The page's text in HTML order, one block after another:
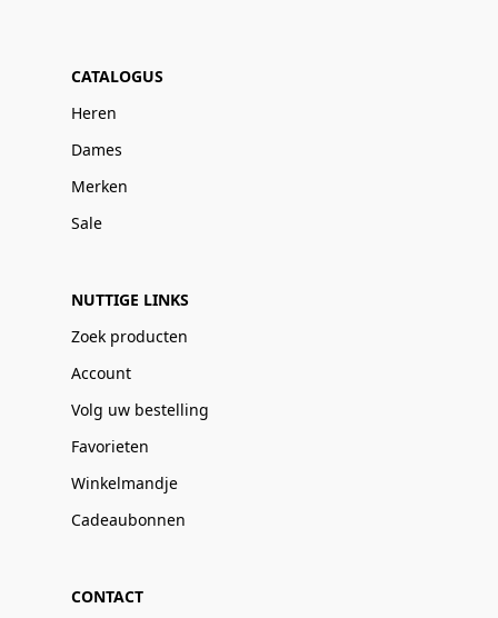
CATALOGUS
Heren
Dames
Merken
Sale
NUTTIGE LINKS
Zoek producten
Account
Volg uw bestelling
Favorieten
Winkelmandje
Cadeaubonnen
CONTACT